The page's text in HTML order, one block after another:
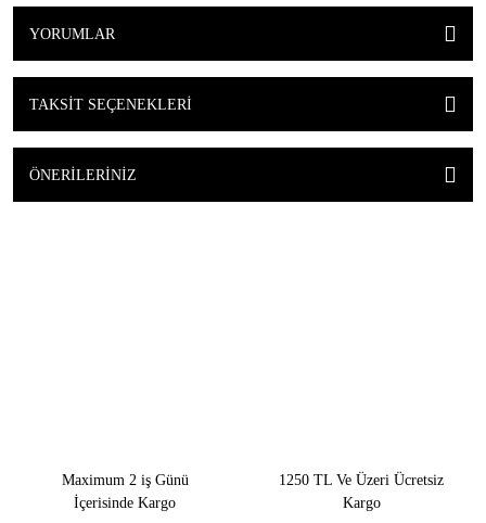
YORUMLAR
TAKSIT SEÇENEKLERI
ÖNERILERINIZ
Maximum 2 iş Günü
İçerisinde Kargo
1250 TL Ve Üzeri Ücretsiz
Kargo